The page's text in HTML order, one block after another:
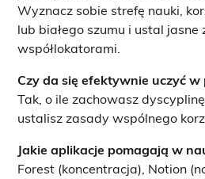
Wyznacz sobie strefę nauki,
lub białego szumu i ustal jasne
współlokatorami.
Czy da się efektywnie uczyć w
Tak, o ile zachowasz
ustalisz zasady wspólnego
Jakie aplikacje pomagają w
Forest (koncentracja), Notion